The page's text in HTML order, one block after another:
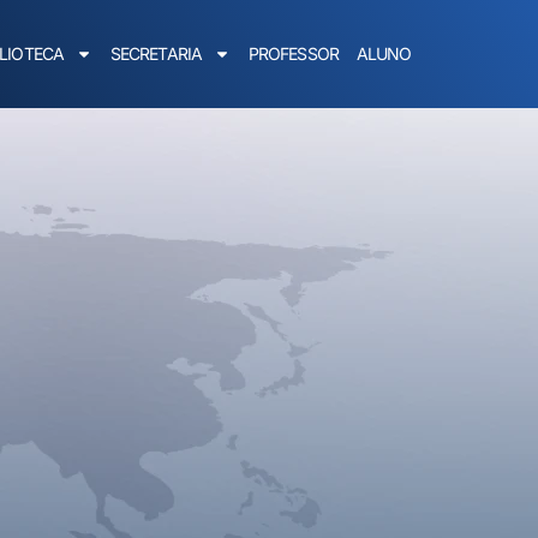
SECRETARIA PROFESSOR ALUNO